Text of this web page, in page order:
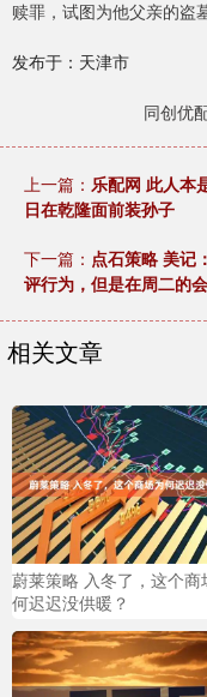
赎罪，试图为他父亲的盗
发布于：天津市
同创优
上一篇： 乐配网 此人本
日在乾隆面前装孙子
下一篇： 点石策略 美记
评行为，但是在周二的
相关文章
蔚莱策略 入冬了，这个商
何迟迟没供暖？